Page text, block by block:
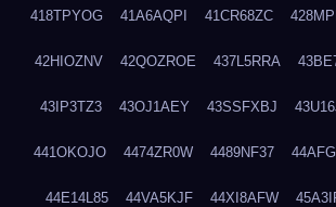
418TPYOG 41A6AQPI 41CR68ZC
42HIOZNV 42QOZROE 437L5RRA
43IP3TZ3 43OJ1AEY 43SSFXBJ
441OKOJO 4474ZR0W 4489NF37
44E14L85 44VA5KJF 44XI8AFW